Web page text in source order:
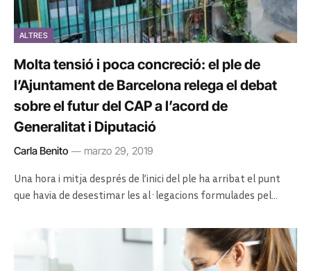
ALTRES
Molta tensió i poca concreció: el ple de
l’Ajuntament de Barcelona relega el debat
sobre el futur del CAP a l’acord de
Generalitat i Diputació
Carla Benito marzo 29, 2019
Una hora i mitja després de l’inici del ple ha arribat el punt
que havia de desestimar les al·legacions formulades pel…